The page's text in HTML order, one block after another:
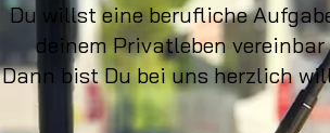
Du willst eine berufliche
deinem Privatleben
Dann bist Du bei uns herzlich